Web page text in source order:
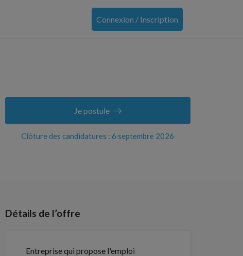
Connexion / Inscription
Clôture des candidatures : 6 septembre 2026
Je postule
Détails de l’offre
Entreprise qui propose l'emploi